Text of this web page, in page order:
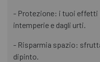
- Protezione: i tuoi effetti
intemperie e dagli urti.
- Risparmia spazio:
dipinto.